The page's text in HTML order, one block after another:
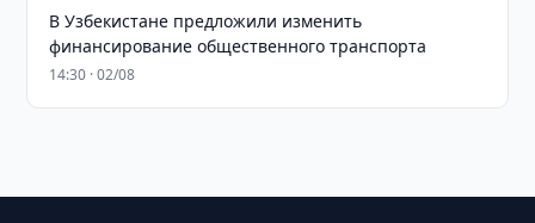
В Узбекистане предложили изменить
финансирование общественного транспорта
14:30 · 02/08